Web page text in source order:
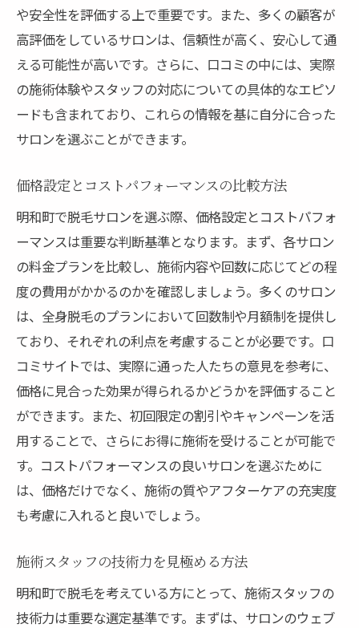
や安全性を評価する上で重要です。また、多くの顧客が
高評価をしているサロンは、信頼性が高く、安心して通
える可能性が高いです。さらに、口コミの中には、実際
の施術体験やスタッフの対応についての具体的なエピソ
ードも含まれており、これらの情報を基に自分に合った
サロンを選ぶことができます。
価格設定とコストパフォーマンスの比較方法
明和町で脱毛サロンを選ぶ際、価格設定とコストパフォ
ーマンスは重要な判断基準となります。まず、各サロン
の料金プランを比較し、施術内容や回数に応じてどの程
度の費用がかかるのかを確認しましょう。多くのサロン
は、全身脱毛のプランにおいて回数制や月額制を提供し
ており、それぞれの利点を考慮することが必要です。口
コミサイトでは、実際に通った人たちの意見を参考に、
価格に見合った効果が得られるかどうかを評価すること
ができます。また、初回限定の割引やキャンペーンを活
用することで、さらにお得に施術を受けることが可能で
す。コストパフォーマンスの良いサロンを選ぶために
は、価格だけでなく、施術の質やアフターケアの充実度
も考慮に入れると良いでしょう。
施術スタッフの技術力を見極める方法
明和町で脱毛を考えている方にとって、施術スタッフの
技術力は重要な選定基準です。まずは、サロンのウェブ